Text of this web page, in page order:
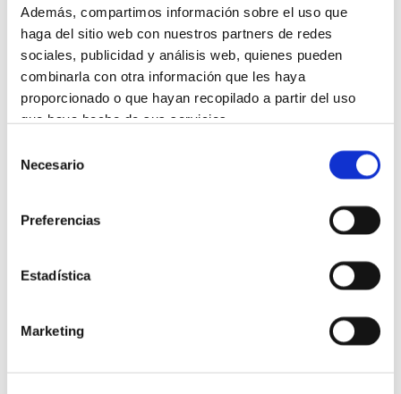
Además, compartimos información sobre el uso que
haga del sitio web con nuestros partners de redes
sociales, publicidad y análisis web, quienes pueden
combinarla con otra información que les haya
proporcionado o que hayan recopilado a partir del uso
que haya hecho de sus servicios.
Más información
Necesario
Preferencias
Estadística
Marketing
Ampollas Multi Defense Age Rescue